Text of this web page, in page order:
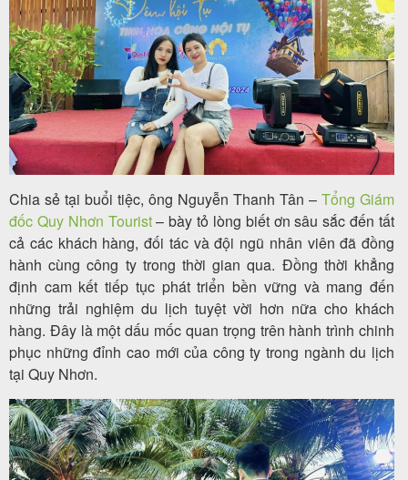
Chia sẻ tại buổi tiệc, ông Nguyễn Thanh Tân – Tổng Giám
đốc Quy Nhơn Tourist– bày tỏ lòng biết ơn sâu sắc đến tất
cả các khách hàng, đối tác và đội ngũ nhân viên đã đồng
hành cùng công ty trong thời gian qua. Đồng thời khẳng
định cam kết tiếp tục phát triển bền vững và mang đến
những trải nghiệm du lịch tuyệt vời hơn nữa cho khách
hàng. Đây là một dấu mốc quan trọng trên hành trình chinh
phục những đỉnh cao mới của công ty trong ngành du lịch
tại Quy Nhơn.